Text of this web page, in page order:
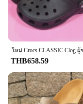
THB658.59